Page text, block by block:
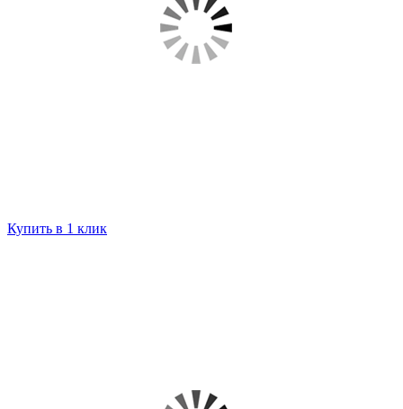
Купить в 1 клик